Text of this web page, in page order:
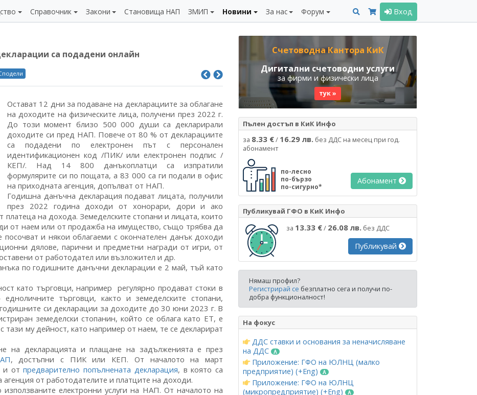
Справочник Закони Становища НАП ЗМИП Новини За нас Форум Вход
са подадени онлайн
Остават 12 дни за подаване на декларациите за облагане
на доходите на физическите лица, получени през 2022 г.
До този момент близо 500 000 души са декларирали
доходите си пред НАП. Повече от 80 % от декларациите
са подадени по електронен път с персонален
идентификационен код /ПИК/ или електронен подпис /
КЕП/. Над 14 800 данъкоплатци са изпратили
формулярите си по пощата, а 83 000 са ги подали в офис
на приходната агенция, допълват от НАП.
Годишна данъчна декларация подават лицата, получили
през 2022 година доходи от хонорари, дори и ако
на дохода. Земеделските стопани и лицата, които
от наем или от продажба на имущество, също трябва да
и някои облагаеми с окончателен данък доходи
дялове, парични и предметни награди от игри, от
от работодател или възложител и др.
по годишните данъчни декларации е 2 май, тъй като
като търговци, например регулярно продават стоки в
търговци, както и земеделските стопани,
си декларации за доходите до 30 юни 2023 г. В
земеделски стопанин, който се облага като ЕТ, е
тази му дейност, като например от наем, те се декларират
на декларацията и плащане на задълженията е през
, достъпни с ПИК или КЕП. От началото на март
и отпредварително попълнената декларация, в която са
от работодателите и платците на доходи.
електронни услуги на НАП. От началото на
Счетоводна Кантора КиК
Дигитални счетоводни услуги
за фирми и физически лица
тук »
Пълен достъп в КиК Инфо
за 8.33 €/ 16.29 лв. без ДДС на месец при год.
абонамент
по-лесно
по-бързо
по-сигурно*
Абонамент
Публикувай ГФО в КиК Инфо
за 13.33 €/ 26.08 лв. без ДДС
Публикувай
Нямаш профил?
Регистрирай се безплатно сега и получи по-
добра функционалност!
На фокус
ДДС ставки и основания за неначисляване
на ДДС
Приложение: ГФО на ЮЛНЦ (малко
предприятие) (+Eng)
Приложение: ГФО на ЮЛНЦ
(микропредприятие) (+Eng)